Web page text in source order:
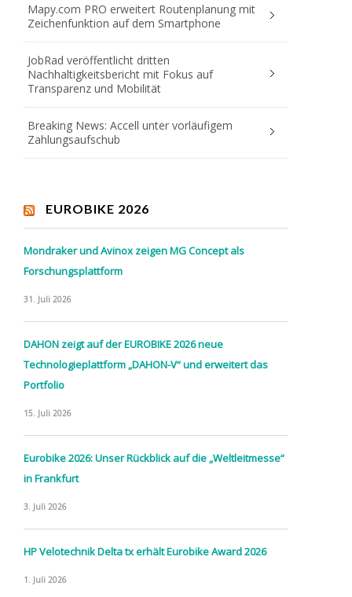
Mapy.com PRO erweitert Routenplanung mit
Zeichenfunktion auf dem Smartphone
JobRad veröffentlicht dritten
Nachhaltigkeitsbericht mit Fokus auf
Transparenz und Mobilität
Breaking News: Accell unter vorläufigem
Zahlungsaufschub
EUROBIKE 2026
Mondraker und Avinox zeigen MG Concept als
Forschungsplattform
31. Juli 2026
DAHON zeigt auf der EUROBIKE 2026 neue
Technologieplattform „DAHON-V“ und erweitert das
Portfolio
15. Juli 2026
Eurobike 2026: Unser Rückblick auf die „Weltleitmesse“
in Frankfurt
3. Juli 2026
HP Velotechnik Delta tx erhält Eurobike Award 2026
1. Juli 2026